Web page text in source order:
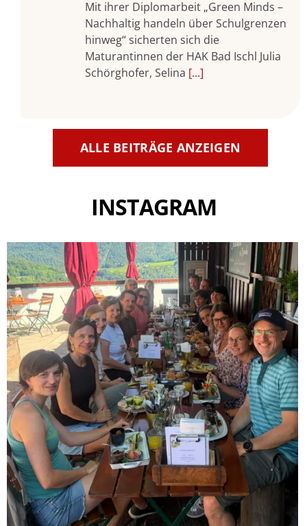
Mit ihrer Diplomarbeit „Green Minds –
Nachhaltig handeln über Schulgrenzen
hinweg“ sicherten sich die
Maturantinnen der HAK Bad Ischl Julia
Schörghofer, Selina [...]
ALLE BEITRÄGE ANZEIGEN
INSTAGRAM